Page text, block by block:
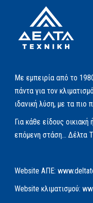
Με εμπειρία από το
πάντα για τον
ιδανική λύση, με τα πιο
Για κάθε είδους
επόμενη στάση… Δέλτα
Website AΠΕ:
Website κλιματισμού: